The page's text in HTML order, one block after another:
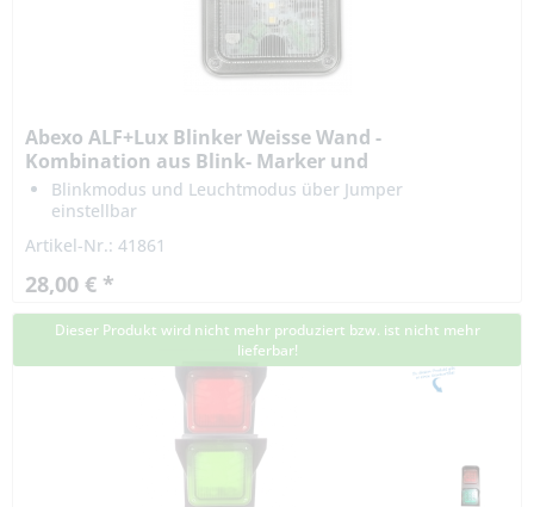
Abexo ALF+Lux Blinker Weisse Wand -
Kombination aus Blink- Marker und
Hilfsbeleuchtung
Blinkmodus und Leuchtmodus über Jumper
einstellbar
mit integrierter automatischer Dämmerungsleuchte
Artikel-Nr.: 41861
28,00 € *
Dieser Produkt wird nicht mehr produziert bzw. ist nicht mehr
lieferbar!